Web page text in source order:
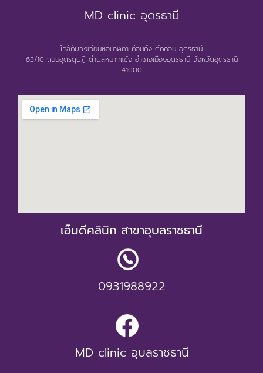
MD clinic อุดรธานี
ใกล้กับวงเวียนหอนาฬิกา ก่อนถึง ตึกคอม อุดรธานี
63/10 ถนนอุดรดุษฎี ตำบลหมากแข้ง อำเภอเมืองอุดรธานี จังหวัดอุดรธานี
41000
เอ็มดีคลินิก สาขาอุบลราชธานี
0931988922
MD clinic อุบลราชธานี